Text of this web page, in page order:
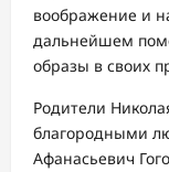
воображение и
дальнейшем
образы в своих
Родители
благородными
Афанасьевич